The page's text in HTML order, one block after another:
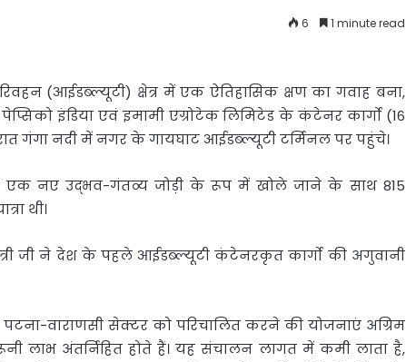
6 1 minute read
(आईडब्‍ल्‍यूटी) क्षेत्र में एक ऐतिहासिक क्षण का गवाह बना,
इंडिया एवं इमामी एग्रोटेक लिमिटेड के कंटेनर कार्गो (16
गंगा न‍दी में नगर के गायघाट आईडब्‍ल्‍यूटी टर्मिनल पर पहुंचे।
एक नए उद्भव-गंतव्‍य जोड़ी के रूप में खोले जाने के साथ 815
थी।
जी ने देश के पहले आईडब्‍ल्‍यूटी कंटेनरकृत कार्गो की अगुवानी
वाराणसी सेक्‍टर को परिचालित करने की योजनाएं अग्रिम
लाभ अं‍तर्निहित होते हैं। यह संचालन लागत में कमी लाता है,